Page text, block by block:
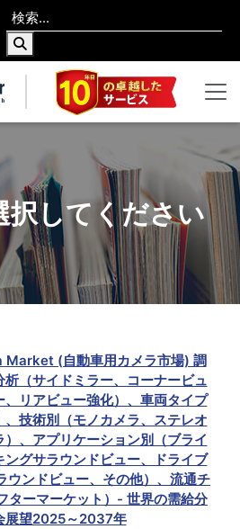
択してください
(自動車用カメラ市場) 調
（サイドミラー、コーナービュ
リアビュー強化）、車両タイプ
技術別（モノカメラ、ステレオ
、アプリケーション別（ブライ
グサラウンドビュー、ドライブ
ウンドビュー、その他）、流通チ
ターマーケット）- 世界の需給分
展望2025～2037年